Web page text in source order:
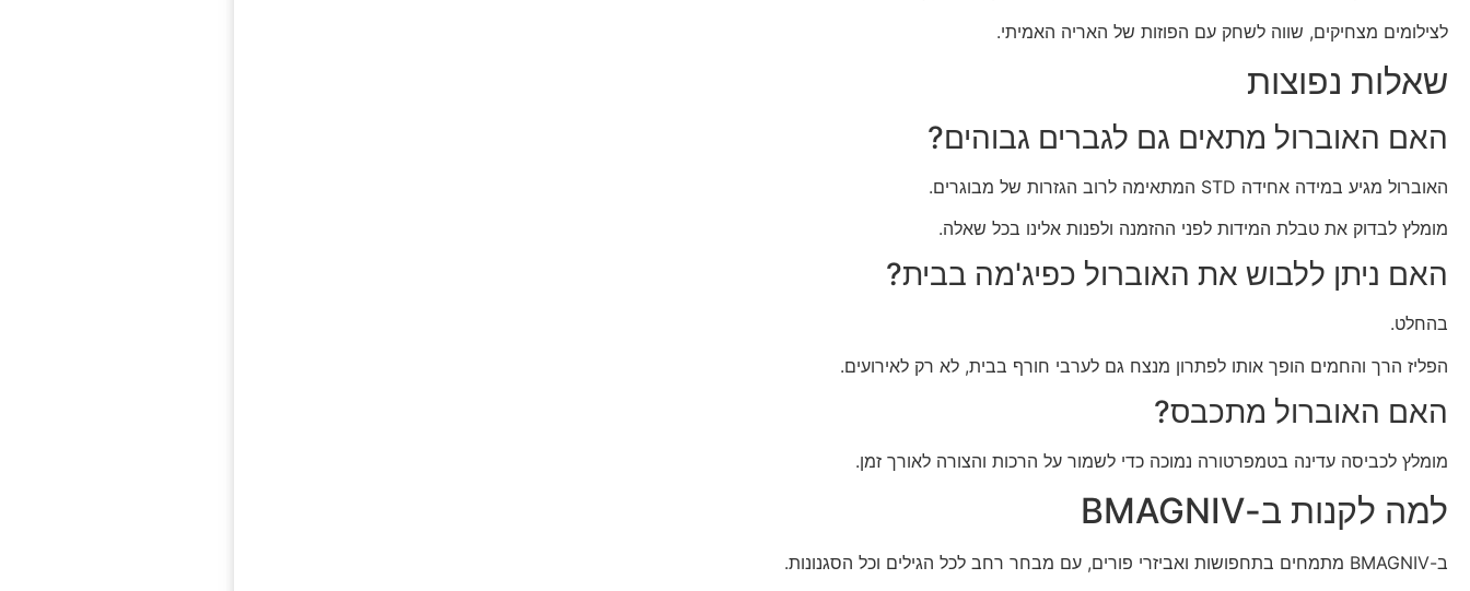
לצילומים מצחיקים, שווה לשחק עם הפוזות של האריה האמיתי.
שאלות נפוצות
האם האוברול מתאים גם לגברים גבוהים?
האוברול מגיע במידה אחידה STD המתאימה לרוב הגזרות של מבוגרים.
מומלץ לבדוק את טבלת המידות לפני ההזמנה ולפנות אלינו בכל שאלה.
האם ניתן ללבוש את האוברול כפיג'מה בבית?
בהחלט.
הפליז הרך והחמים הופך אותו לפתרון מנצח גם לערבי חורף בבית, לא רק לאירועים.
האם האוברול מתכבס?
מומלץ לכביסה עדינה בטמפרטורה נמוכה כדי לשמור על הרכות והצורה לאורך זמן.
למה לקנות ב-BMAGNIV
ב-BMAGNIV מתמחים בתחפושות ואביזרי פורים, עם מבחר רחב לכל הגילים וכל הסגנונות.